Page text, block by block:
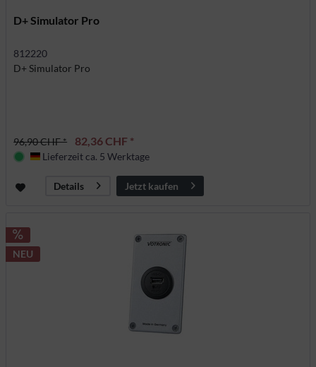
D+ Simulator Pro
812220
D+ Simulator Pro
96,90 CHF * 82,36 CHF *
Deutschland
Lieferzeit ca. 5 Werktage
Details Jetzt kaufen
NEU